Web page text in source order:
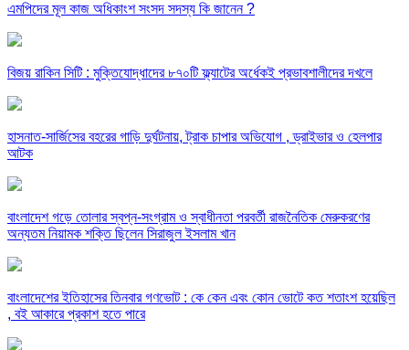
এমপিদের মূল কাজ অধিকাংশ সংসদ সদস্য কি জানেন ?
বিজয় রাকিন সিটি : মুক্তিযোদ্ধাদের ৮৭০টি ফ্ল্যাটের অর্ধেকই প্রভাবশালীদের দখলে
হাসনাত-সার্জিসের বহরের গাড়ি দুর্ঘটনায়, ট্রাক চাপার অভিযোগ , ড্রাইভার ও হেলপার
আটক
বাংলাদেশ গড়ে তোলার স্বপ্ন-সংগ্রাম ও স্বাধীনতা পরবর্তী রাজনৈতিক মেরুকরণের
অন্যতম নিয়ামক শক্তি ছিলেন সিরাজুল ইসলাম খান
বাংলাদেশের ইতিহাসের তিনবার গণভোট : কে কেন এবং কোন ভোটে কত শতাংশ হয়েছিল
, বই আকারে প্রকাশ হতে পারে